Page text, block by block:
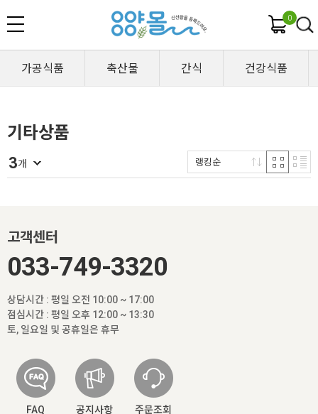
0
가공식품 축산물 간식 건강식품
기타상품
3개 랭킹순
고객센터
033-749-3320
상담시간 : 평일 오전 10:00 ~ 17:00
점심시간 : 평일 오후 12:00 ~ 13:30
토, 일요일 및 공휴일은 휴무
FAQ 공지사항 주문조회